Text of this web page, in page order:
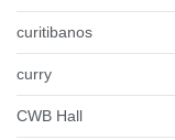
curitibanos
curry
CWB Hall